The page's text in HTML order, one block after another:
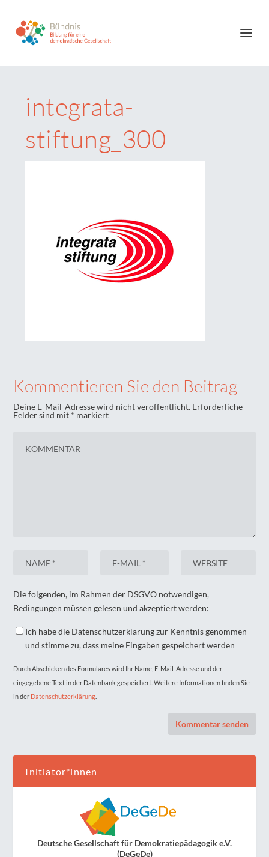
integrata-
stiftung_300
Kommentieren Sie den Beitrag
Deine E-Mail-Adresse wird nicht veröffentlicht. Erforderliche
Felder sind mit * markiert
Die folgenden, im Rahmen der DSGVO notwendigen,
Bedingungen müssen gelesen und akzeptiert werden:
Ich habe die Datenschutzerklärung zur Kenntnis genommen
und stimme zu, dass meine Eingaben gespeichert werden
Durch Abschicken des Formulares wird Ihr Name, E-Mail-Adresse und der
eingegebene Text in der Datenbank gespeichert. Weitere Informationen finden Sie
in der Datenschutzerklärung
Initiator*innen
Deutsche Gesellschaft für Demokratiepädagogik e.V.
(DeGeDe)